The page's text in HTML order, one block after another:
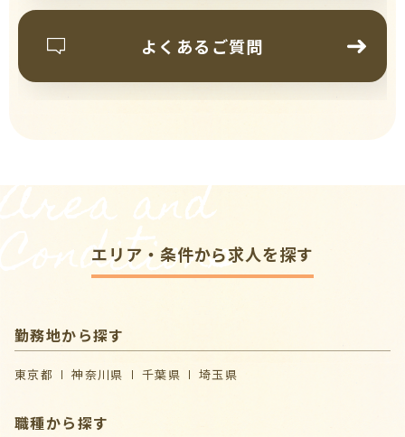
よくあるご質問
Area and
Conditions
エリア・条件から求人を探す
勤務地から探す
東京都 神奈川県 千葉県 埼玉県
職種から探す